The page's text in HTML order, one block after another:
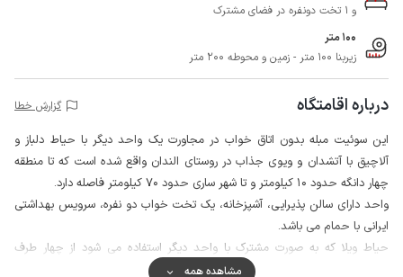
و 1 تخت دونفره در فضای مشترک
100 متر
زیربنا 100 متر - زمین و محوطه 200 متر
درباره اقامتگاه گزارش خطا
این سوئیت مبله بدون اتاق خواب در مجاورت یک واحد دیگر با حیاط دلباز و
آلاچیق با آتشدان و ویوی جذاب در روستای الندان واقع شده است که تا منطقه
چهار دانگه حدود 10 کیلومتر و تا شهر ساری حدود 70 کیلومتر فاصله دارد.
واحد دارای سالن پذیرایی، آشپزخانه، یک تخت خواب دو نفره، سرویس بهداشتی
ایرانی با حمام می باشد.
حیاط ویلا که به صورت مشترک با واحد دیگر استفاده می شود از چهار طرف
دیوارکشی شده و محصور است، همچنین به منظور برقراری و حفظ امنیت اقامتگاه
مشاهده همه